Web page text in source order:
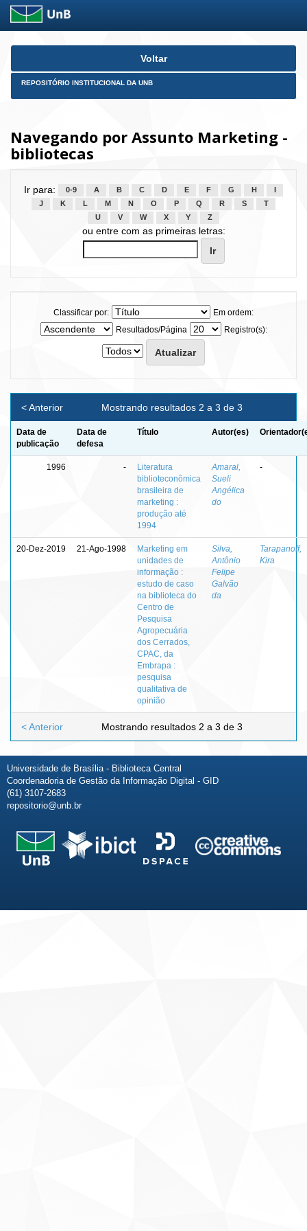
Skip
Voltar
REPOSITÓRIO INSTITUCIONAL DA UNB
Navegando por Assunto Marketing -
bibliotecas
Ir para: 0-9 A B C D E F G H
J
K L M N O P Q R S
T
U
V W X Y Z
ou entre com as primeiras letras:
Classificar por:
Em ordem:
Resultados/Página
Registro(s):
Mostrando resultados 2 a 3 de 3
< Anterior
Data de
publicação
Data de
defesa
Título Autor(es)
1996 -
Literatura
biblioteconômica
brasileira de
marketing :
produção até
1994
Amaral,
Sueli
Angélica
do
-
20-Dez-2019 21-Ago-1998
Marketing em
unidades de
informação :
estudo de caso
na biblioteca do
Centro de
Pesquisa
Agropecuária
dos Cerrados,
CPAC, da
Embrapa :
pesquisa
qualitativa de
opinião
Silva,
Antônio
Felipe
Galvão
da
Tarapanoff,
Kira
Mostrando resultados 2 a 3 de 3
< Anterior
Universidade de Brasília - Biblioteca Central
Coordenadoria de Gestão da Informação Digital - GID
(61) 3107-2683
repositorio@unb.br